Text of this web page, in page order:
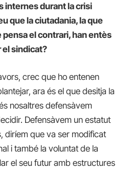
internes durant la crisi
que la ciutadania, la que
pensa el contrari, han entès
el sindicat?
crec que ho entenen
ara és el que desitja la
nosaltres defensàvem
Defensàvem un estatut
diríem que va ser modificat
i també la voluntat de la
el seu futur amb estructures